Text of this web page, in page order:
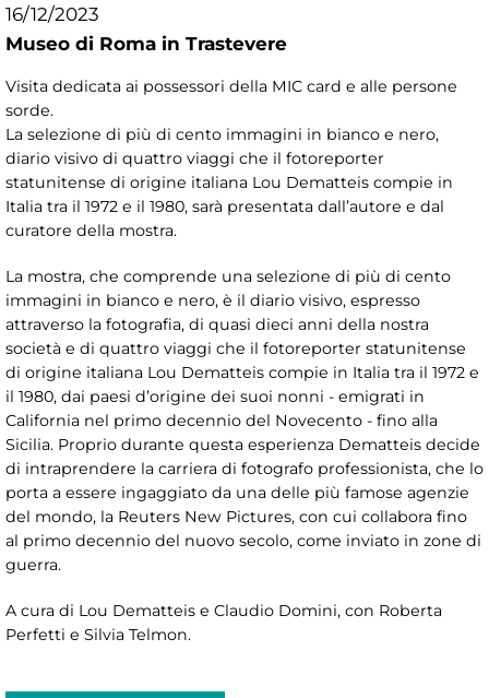
16/12/2023
Museo di Roma in Trastevere
Visita dedicata ai possessori della MIC card e alle persone
sorde.
La selezione di più di cento immagini in bianco e nero,
diario visivo di quattro viaggi che il fotoreporter
statunitense di origine italiana Lou Dematteis compie in
Italia tra il 1972 e il 1980, sarà presentata dall’autore e dal
curatore della mostra.
La mostra, che comprende una selezione di più di cento
immagini in bianco e nero, è il diario visivo, espresso
attraverso la fotografia, di quasi dieci anni della nostra
società e di quattro viaggi che il fotoreporter statunitense
di origine italiana Lou Dematteis compie in Italia tra il 1972 e
il 1980, dai paesi d’origine dei suoi nonni - emigrati in
California nel primo decennio del Novecento - fino alla
Sicilia. Proprio durante questa esperienza Dematteis decide
di intraprendere la carriera di fotografo professionista, che lo
porta a essere ingaggiato da una delle più famose agenzie
del mondo, la Reuters New Pictures, con cui collabora fino
al primo decennio del nuovo secolo, come inviato in zone di
guerra.
A cura di Lou Dematteis e Claudio Domini, con Roberta
Perfetti e Silvia Telmon.